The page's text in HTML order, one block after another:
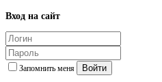
Вход на сайт
Запомнить меня Войти